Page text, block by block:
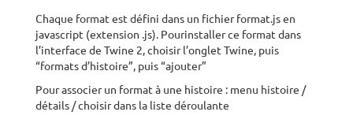
Chaque format est défini dans un fichier format.js en
javascript (extension .js). Pourinstaller ce format dans
l’interface de Twine 2, choisir l’onglet Twine, puis
“formats d’histoire”, puis “ajouter”
Pour associer un format à une histoire : menu histoire /
détails / choisir dans la liste déroulante